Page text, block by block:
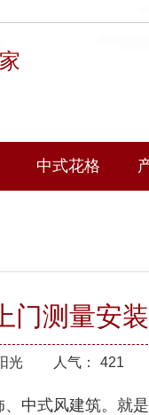
中式花格
测量安
光 人气： 421
中式风建筑。就